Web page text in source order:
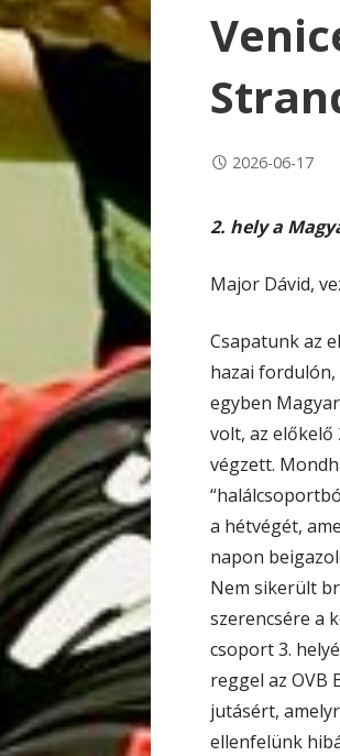
2026-06-17
2. hely a
Major Dávid,
Csapatunk az
hazai fordulón,
egyben
volt, az előkelő
végzett.
a hétvégét,
napon
Nem sikerült
szerencsére a
csoport 3.
reggel az OVB
jutásért,
ellenfelünk